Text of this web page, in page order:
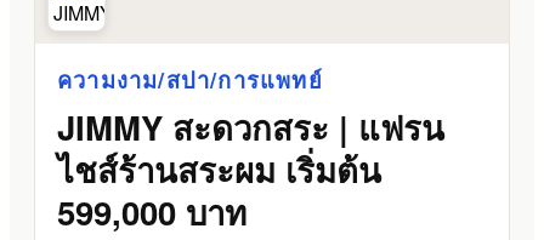
ความงาม/สปา/การแพทย์
JIMMY สะดวกสระ | แฟรน
ไชส์ร้านสระผม เริ่มต้น
599,000 บาท